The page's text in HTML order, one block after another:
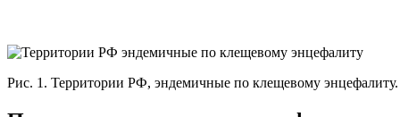
Рис. 1. Территории РФ, эндемичные по клещевому энцефалиту.